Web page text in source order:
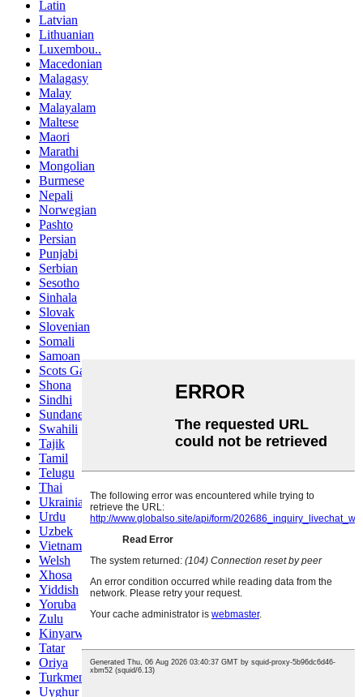
Latin
Latvian
Lithuanian
Luxembou..
Macedonian
Malagasy
Malay
Malayalam
Maltese
Maori
Marathi
Mongolian
Burmese
Nepali
Norwegian
Pashto
Persian
Punjabi
Serbian
Sesotho
Sinhala
Slovak
Slovenian
Somali
Samoan
Scots Gaelic
Shona
Sindhi
Sundanese
Swahili
Tajik
Tamil
Telugu
Thai
Ukrainian
Urdu
Uzbek
Vietnamese
Welsh
Xhosa
Yiddish
Yoruba
Zulu
Kinyarwanda
Tatar
Oriya
Turkmen
Uyghur